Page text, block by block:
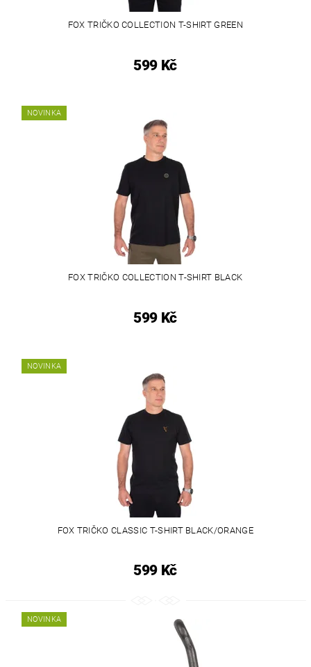
FOX TRIČKO COLLECTION T-SHIRT GREEN
599 Kč
NOVINKA
FOX TRIČKO COLLECTION T-SHIRT BLACK
599 Kč
NOVINKA
FOX TRIČKO CLASSIC T-SHIRT BLACK/ORANGE
599 Kč
NOVINKA